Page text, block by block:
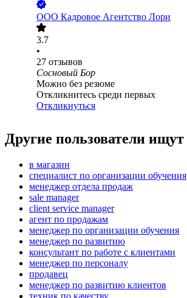
ООО Кадровое Агентство Лори
3.7
•
27 отзывов
Сосновый Бор
Можно без резюме
Откликнитесь среди первых
Откликнуться
Другие пользователи ищут
в магазин
специалист по организации обучения
менеджер отдела продаж
sale manager
client service manager
агент по продажам
менеджер по организации обучения
менеджер по развитию
консультант по работе с клиентами
менеджер по персоналу
продавец
менеджер по развитию клиентов
техник по качеству